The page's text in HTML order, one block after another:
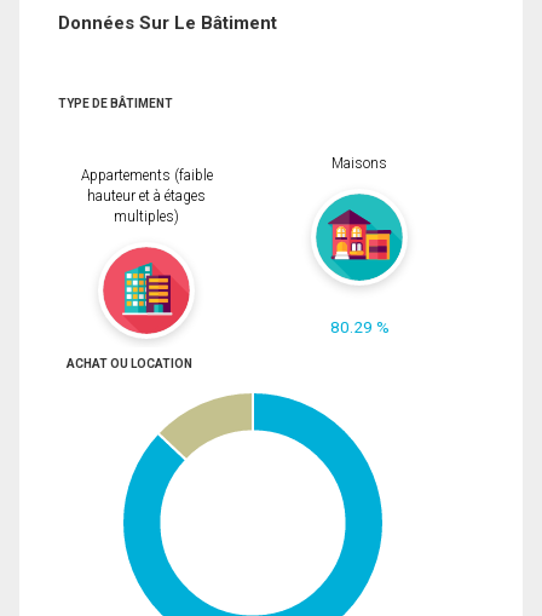
Données Sur Le Bâtiment
TYPE DE BÂTIMENT
Appartements (faible
hauteur et à étages
multiples)
Maisons
80.29 %
ACHAT OU LOCATION